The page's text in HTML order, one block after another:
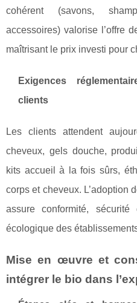
cohérent (savons,
accessoires) valorise l’offre
maîtrisant le prix investi pour
Exigences
clients
Les clients attendent
cheveux, gels douche,
kits accueil à la fois sûrs,
corps et cheveux. L’adoption
assure conformité,
écologique des
Mise en œuvre et
intégrer le bio dans